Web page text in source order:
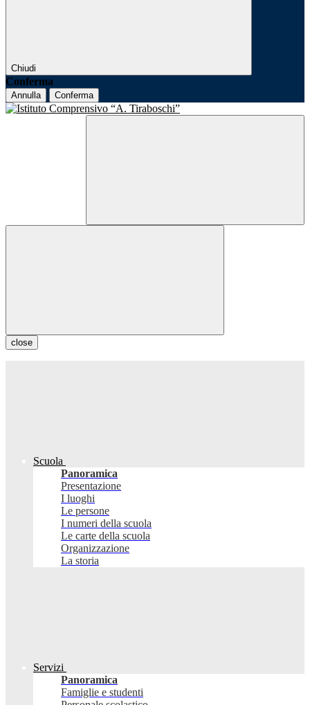
Chiudi
Conferma
Annulla Conferma
close
Scuola
Panoramica
Presentazione
I luoghi
Le persone
I numeri della scuola
Le carte della scuola
Organizzazione
La storia
Servizi
Panoramica
Famiglie e studenti